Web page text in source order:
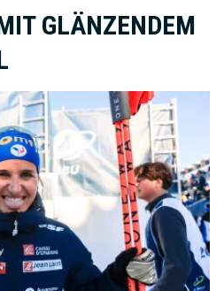
GLÄNZENDEM